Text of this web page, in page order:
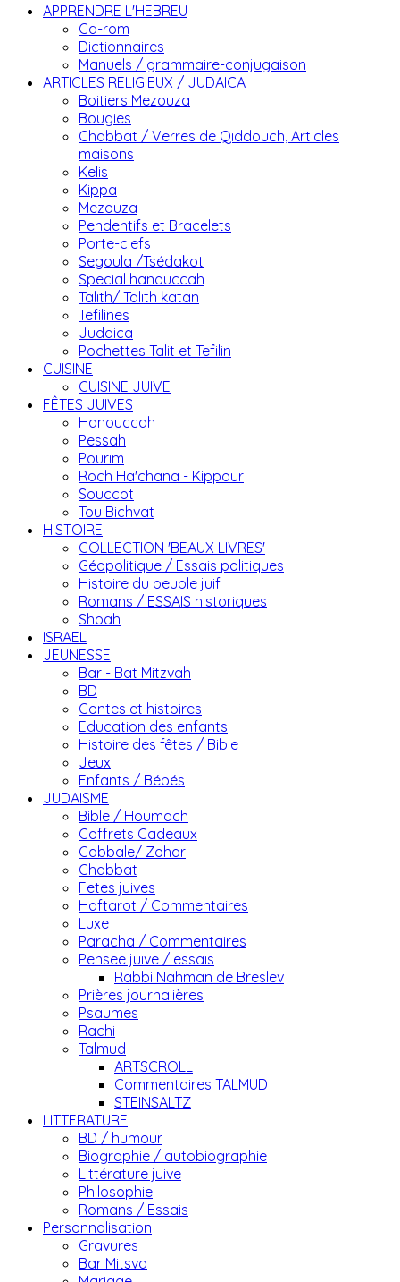
APPRENDRE L'HEBREU
Cd-rom
Dictionnaires
Manuels / grammaire-conjugaison
ARTICLES RELIGIEUX / JUDAICA
Boitiers Mezouza
Bougies
Chabbat / Verres de Qiddouch, Articles
maisons
Kelis
Kippa
Mezouza
Pendentifs et Bracelets
Porte-clefs
Segoula /Tsédakot
Special hanouccah
Talith/ Talith katan
Tefilines
Judaica
Pochettes Talit et Tefilin
CUISINE
CUISINE JUIVE
FÊTES JUIVES
Hanouccah
Pessah
Pourim
Roch Ha'chana - Kippour
Souccot
Tou Bichvat
HISTOIRE
COLLECTION 'BEAUX LIVRES'
Géopolitique / Essais politiques
Histoire du peuple juif
Romans / ESSAIS historiques
Shoah
ISRAEL
JEUNESSE
Bar - Bat Mitzvah
BD
Contes et histoires
Education des enfants
Histoire des fêtes / Bible
Jeux
Enfants / Bébés
JUDAISME
Bible / Houmach
Coffrets Cadeaux
Cabbale/ Zohar
Chabbat
Fetes juives
Haftarot / Commentaires
Luxe
Paracha / Commentaires
Pensee juive / essais
Rabbi Nahman de Breslev
Prières journalières
Psaumes
Rachi
Talmud
ARTSCROLL
Commentaires TALMUD
STEINSALTZ
LITTERATURE
BD / humour
Biographie / autobiographie
Littérature juive
Philosophie
Romans / Essais
Personnalisation
Gravures
Bar Mitsva